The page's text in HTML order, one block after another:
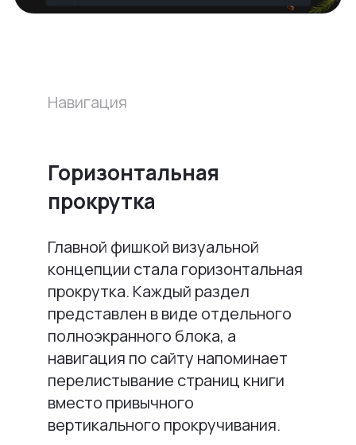
Навигация
Горизонтальная
прокрутка
Главной фишкой визуальной
концепции стала горизонтальная
прокрутка. Каждый раздел
представлен в виде отдельного
полноэкранного блока, а
навигация по сайту напоминает
перелистывание страниц книги
вместо привычного
вертикального прокручивания.